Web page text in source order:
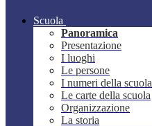
Scuola
Panoramica
Presentazione
I luoghi
Le persone
I numeri della scuola
Le carte della scuola
Organizzazione
La storia